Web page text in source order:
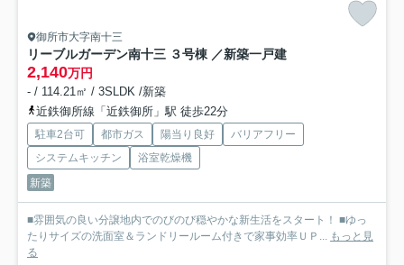
御所市大字南十三
リーブルガーデン南十三 ３号棟 ／新築一戸建
2,140万円
- / 114.21㎡ / 3SLDK /新築
近鉄御所線「近鉄御所」駅 徒歩22分
駐車2台可 都市ガス 陽当り良好
バリアフリー
システムキッチン
浴室乾燥機
新築
■雰囲気の良い分譲地内でのびのび穏やかな新生活をスタート！ ■ゆっ
たりサイズの洗面室＆ランドリールーム付きで家事効率ＵＰ... もっと見
る